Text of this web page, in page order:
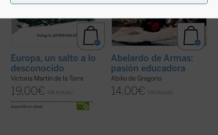
Europa, un salto a lo
desconocido
Victoria Martín de la Torre
19,00€ IVA incluido
disponible en ebook:
Abelardo de Armas:
pasión educadora
Abilio de Gregorio
14,00€ IVA incluido